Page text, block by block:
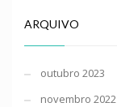
ARQUIVO
outubro 2023
novembro 2022